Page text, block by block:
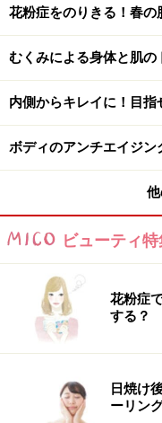
■オーブ クチュール
ズ 563
コンシーラーでくま
ローゴールド等のア
尻まで入れます。パ
オーブ クチュールデ
2800円（税抜）
寝不足になりがちな
で健康的な明るいお
【商品DATA】
SINN D&Sクリーム
花粉症をのりきる！春の
むくみによる身体と肌の
内側からキレイに！目指
ボディのアンチエイジン
ビューティ
花粉症
する？
日焼け
ーリン